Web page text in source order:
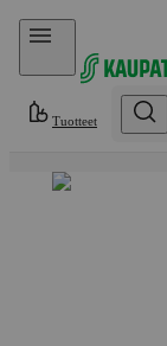
Hyppää sisältöön
Tuotteet